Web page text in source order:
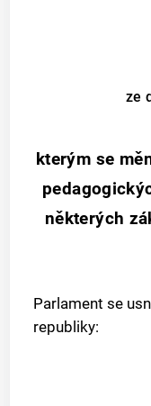
ze
kterým se
některých
Parlament se
republiky: